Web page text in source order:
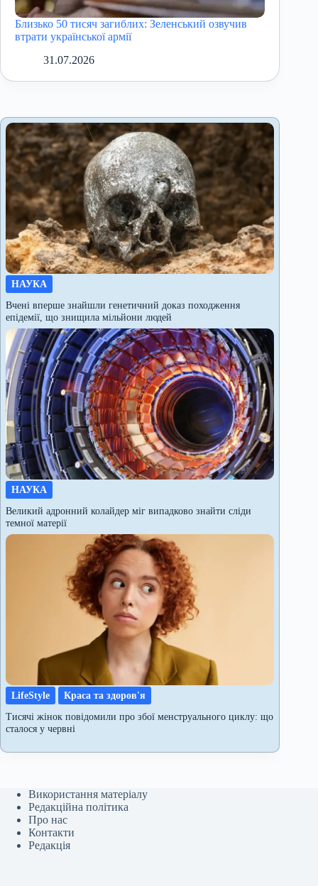
Близько 50 тисяч загиблих: Зеленський озвучив
втрати української армії
31.07.2026
НАУКА
Вчені вперше знайшли генетичний доказ походження
епідемії, що знищила мільйони людей
НАУКА
Великий адронний колайдер міг випадково знайти сліди
темної матерії
LifeStyle
Краса та здоров'я
Тисячі жінок повідомили про збої менструального циклу: що
сталося у червні
Використання матеріалу
Редакційна політика
Про нас
Контакти
Редакція